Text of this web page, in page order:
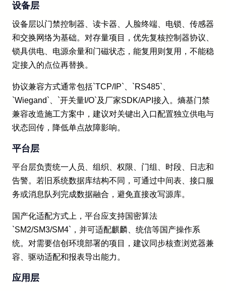
设备层
设备层以门禁控制器、读卡器、人脸终端、电锁、传感器
和交换网络为基础。对存量项目，优先复核控制器协议、
锁具供电、电源余量和门磁状态，能复用则复用，不能稳
定接入的点位再替换。
协议兼容方式通常包括`TCP/IP`、`RS485`、
`Wiegand`、`开关量I/O`及厂家SDK/API接入。熵基门禁
兼容改造施工方案中，建议对关键出入口配置独立供电与
状态回传，降低单点故障影响。
平台层
平台层负责统一人员、组织、权限、门组、时段、日志和
告警。若旧系统数据库结构不同，可通过中间表、接口服
务或消息队列完成数据融合，避免直接改写源库。
国产化适配方式上，平台应支持国密算法
`SM2/SM3/SM4`，并可适配麒麟、统信等国产操作系
统。对需要信创环境部署的项目，建议同步核查浏览器兼
容、驱动适配和报表导出能力。
应用层